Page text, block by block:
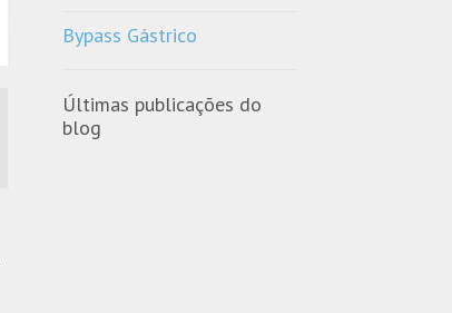
Bypass Gástrico
Últimas publicações do
blog